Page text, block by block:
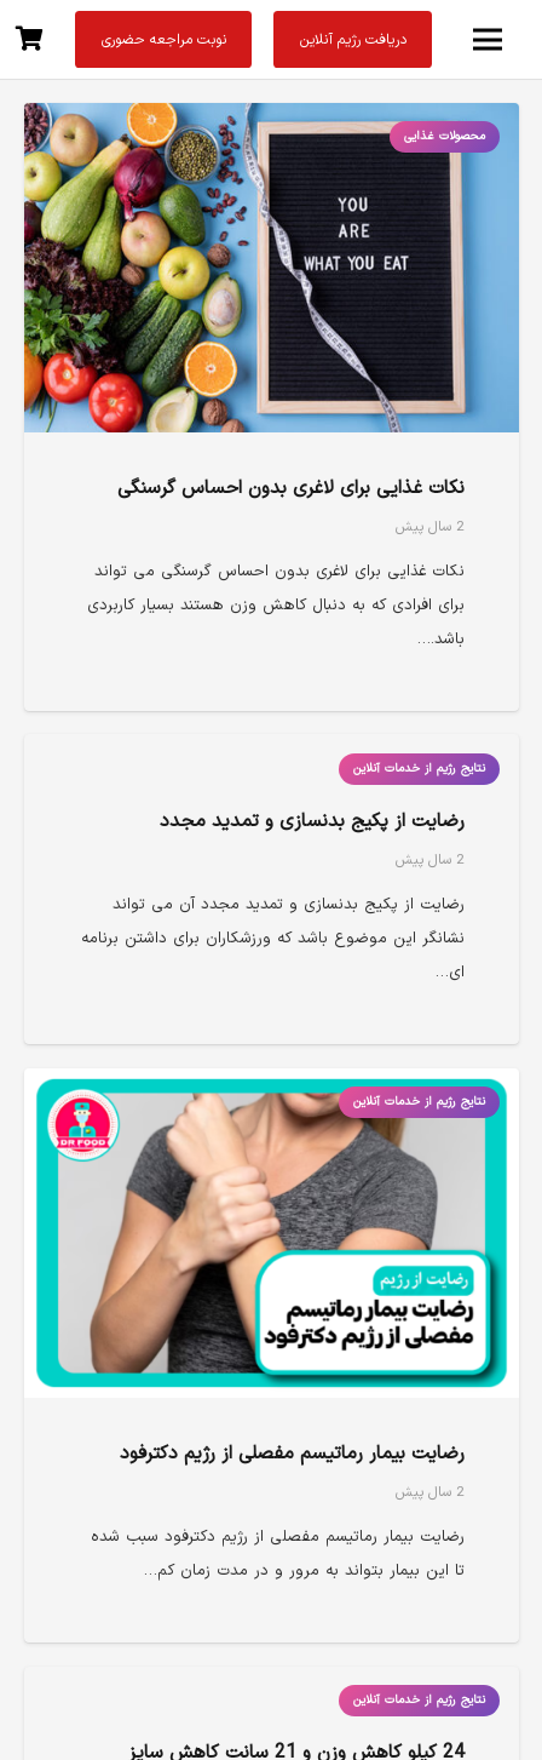
دریافت رژیم آنلاین نوبت مراجعه حضوری
محصولات غذایی
نکات غذایی برای لاغری بدون احساس گرسنگی
2 سال پیش
نکات غذایی برای لاغری بدون احساس گرسنگی می تواند
برای افرادی که به دنبال کاهش وزن هستند بسیار کاربردی
باشد.…
نتایج رژیم از خدمات آنلاین
رضایت از پکیج بدنسازی و تمدید مجدد
2 سال پیش
رضایت از پکیج بدنسازی و تمدید مجدد آن می تواند
نشانگر این موضوع باشد که ورزشکاران برای داشتن برنامه
ای…
نتایج رژیم از خدمات آنلاین
رضایت بیمار رماتیسم مفصلی از رژیم دکترفود
2 سال پیش
رضایت بیمار رماتیسم مفصلی از رژیم دکترفود سبب شده
تا این بیمار بتواند به مرور و در مدت زمان کم…
نتایج رژیم از خدمات آنلاین
24 کیلو کاهش وزن و 21 سانت کاهش سایز